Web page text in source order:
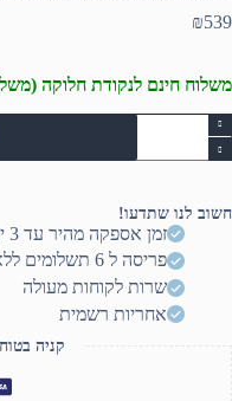
₪539
משלוח חינם לנקודת חלוקה (משלוח
כמות
של
מארז
NX292
חשוב לנו שתדעו!
זמן אספקה מהיר עד 3 ימי עסקים
פריסה ל 6 תשלומים ללא ריבית (יותר? דברו איתנו)
שרות לקוחות מעולה
אחריות רשמית
קניה